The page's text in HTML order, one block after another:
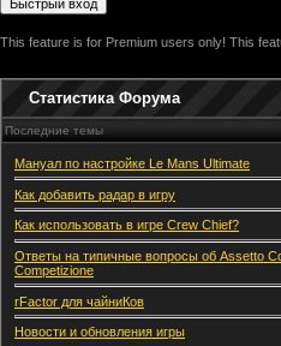
This feature is for Premium users only! This
Статистика Форума
Последние темы
Мануал по настройке Le Mans Ultimate
Как добавить радар в игру
Как использовать в игре Crew Chief?
Ответы на типичные вопросы об Assetto
Competizione
rFactor для чайниКов
Новости и обновления игры